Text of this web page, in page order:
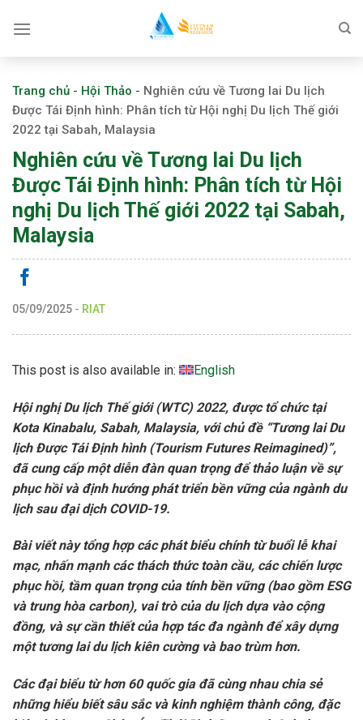
Trang chủ - Hội Thảo - Nghiên cứu về Tương lai Du lịch
Được Tái Định hình: Phân tích từ Hội nghị Du lịch Thế giới
2022 tại Sabah, Malaysia
Nghiên cứu về Tương lai Du lịch
Được Tái Định hình: Phân tích từ Hội
nghị Du lịch Thế giới 2022 tại Sabah,
Malaysia
05/09/2025 - RIAT
This post is also available in: English
Hội nghị Du lịch Thế giới (WTC) 2022, được tổ chức tại
Kota Kinabalu, Sabah, Malaysia, với chủ đề “Tương lai Du
lịch Được Tái Định hình (Tourism Futures Reimagined)”,
đã cung cấp một diễn đàn quan trọng để thảo luận về sự
phục hồi và định hướng phát triển bền vững của ngành du
lịch sau đại dịch COVID-19.
Bài viết này tổng hợp các phát biểu chính từ buổi lễ khai
mạc, nhấn mạnh các thách thức toàn cầu, các chiến lược
phục hồi, tầm quan trọng của tính bền vững (bao gồm ESG
và trung hòa carbon), vai trò của du lịch dựa vào cộng
đồng, và sự cần thiết của hợp tác đa ngành để xây dựng
một tương lai du lịch kiên cường và bao trùm hơn.
Các đại biểu từ hơn 60 quốc gia đã cùng nhau chia sẻ
những hiểu biết sâu sắc và kinh nghiệm thành công, đặc